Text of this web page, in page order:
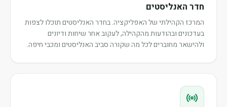
חדר האנליסטים
המרכז הקהילתי של האפליקציה. בחדר האנליסטים תוכלו לצפות
בעדכונים ובהודעות מהקהילה, לעקוב אחר שיחות ודיונים
ולהישאר מחוברים לכל מה שקורה סביב האנליסטים ומכבי חיפה.